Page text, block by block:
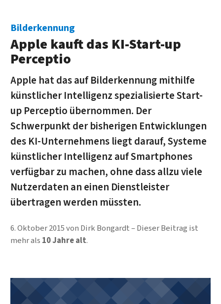
Bilderkennung
Apple kauft das KI-Start-up
Perceptio
Apple hat das auf Bilderkennung mithilfe
künstlicher Intelligenz spezialisierte Start-
up Perceptio übernommen. Der
Schwerpunkt der bisherigen Entwicklungen
des KI-Unternehmens liegt darauf, Systeme
künstlicher Intelligenz auf Smartphones
verfügbar zu machen, ohne dass allzu viele
Nutzerdaten an einen Dienstleister
übertragen werden müssten.
6. Oktober 2015von Dirk Bongardt
Dieser Beitrag ist
mehr als 10 Jahre alt.